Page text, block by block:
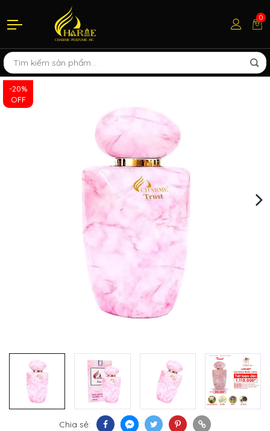
0
-20%
OFF
Chia sẻ: